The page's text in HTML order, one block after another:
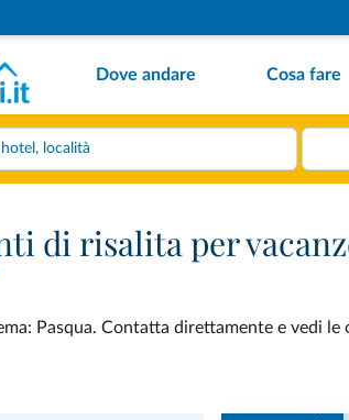
Dove andare Cosa fare
di risalita per
Pasqua. Contatta direttamente e vedi